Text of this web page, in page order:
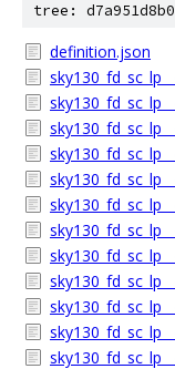
tree:
definition.json